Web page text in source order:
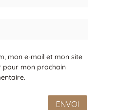
mon e-mail et mon site
pour mon prochain
ENVOI